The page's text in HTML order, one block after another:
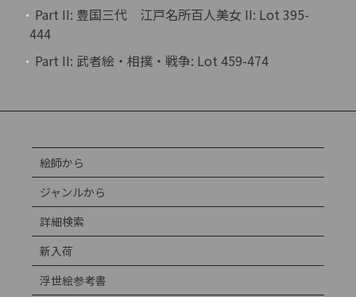
Part II: 豊国三代 江戸名所百人美女 II: Lot 395-
444
Part II: 武者絵・相撲・戦争: Lot 459-474
絵師から
ジャンルから
詳細検索
新入荷
浮世絵参考書